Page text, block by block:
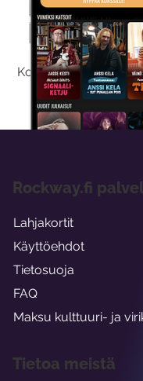
Kokeilemalla
Rockway.fi
Lahjakortit
Käyttöehdot
Tietosuoja
FAQ
Maksu kulttuuri- ja
Tietoa meistä